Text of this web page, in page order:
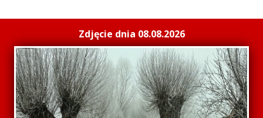
Zdjęcie dnia 08.08.2026